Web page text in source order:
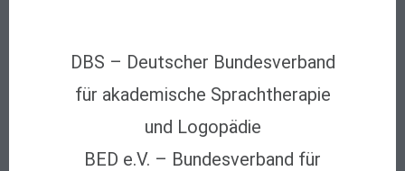
DBS – Deutscher Bundesverband
für akademische Sprachtherapie
und Logopädie
BED e.V. – Bundesverband für